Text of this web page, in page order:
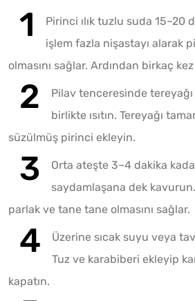
Pirinci ılık tuzlu suda 15–20
işlem fazla nişastayı alarak
olmasını sağlar. Ardından birkaç
Pilav tenceresinde tereyağı
birlikte ısıtın. Tereyağı
süzülmüş pirinci ekleyin.
Orta ateşte 3–4 dakika
saydamlaşana dek
parlak ve tane tane olmasını sağlar.
Üzerine sıcak suyu veya
Tuz ve karabiberi ekleyip
kapatın.